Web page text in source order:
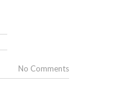
No Comments